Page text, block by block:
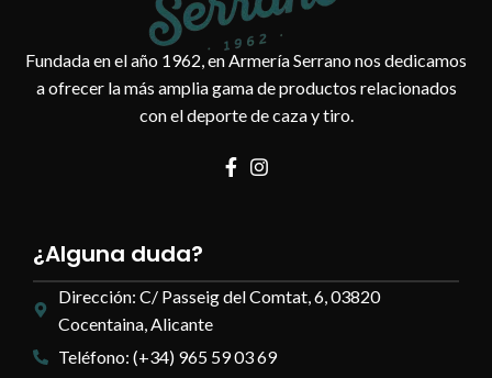
Fundada en el año 1962, en Armería Serrano nos dedicamos
a ofrecer la más amplia gama de productos relacionados
con el deporte de caza y tiro.
¿Alguna duda?
Dirección: C/ Passeig del Comtat, 6, 03820
Cocentaina, Alicante
Teléfono: (+34) 965 59 03 69